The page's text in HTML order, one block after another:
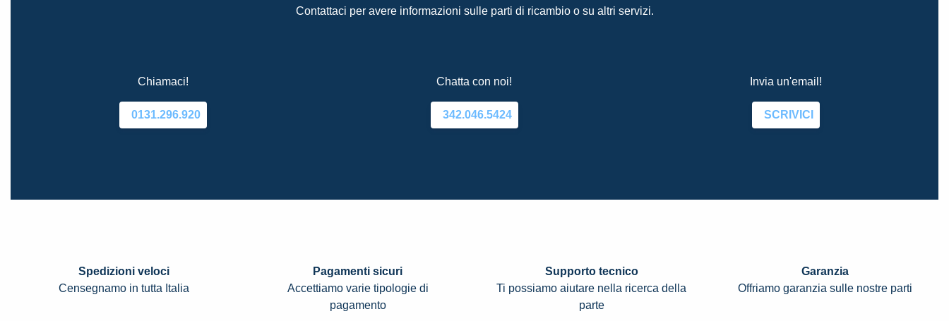
Contattaci per avere informazioni sulle parti di ricambio o su altri servizi.
Chiamaci!
0131.296.920
Chatta con noi!
342.046.5424
Invia un'email!
SCRIVICI
Spedizioni veloci
Censegnamo in tutta Italia
Pagamenti sicuri
Accettiamo varie tipologie di
pagamento
Supporto tecnico
Ti possiamo aiutare nella ricerca della
parte
Garanzia
Offriamo garanzia sulle nostre parti